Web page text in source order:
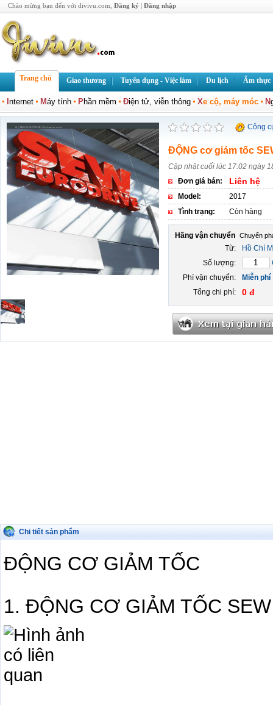
Chào mừng bạn đến với divivu.com, Đăng ký | Đăng nhập
Trang chủ Giao thương Tuyển dụng - Việc làm Du lịch Ẩm thực
nternet Máy tính Phần mềm Điện tử, viễn thông Xe cộ, máy móc N
Công
ĐỘNG cơ giảm tốc
Cập nhật cuối lúc 17:02 ngày
Đơn giá bán:
Liên hệ
Model:
2017
Tình trạng:
Còn hàng
Hãng vận chuyển
Từ:
Hồ Chí
Số lượng:
Phí vận chuyển:
Miễn phí
Tổng chi phí:
0 đ
Chi tiết sản phẩm
ĐỘNG CƠ GIẢM TỐC
1. ĐỘNG CƠ GIẢM TỐC